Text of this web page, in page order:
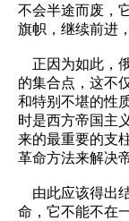
不会半途而废，
旗帜，继续前
正因为如此，
的集合点，这不
和特别不堪的性
时是西方帝国主
来的最重要的支
革命方法来解
由此应该得出
命，它不能不在